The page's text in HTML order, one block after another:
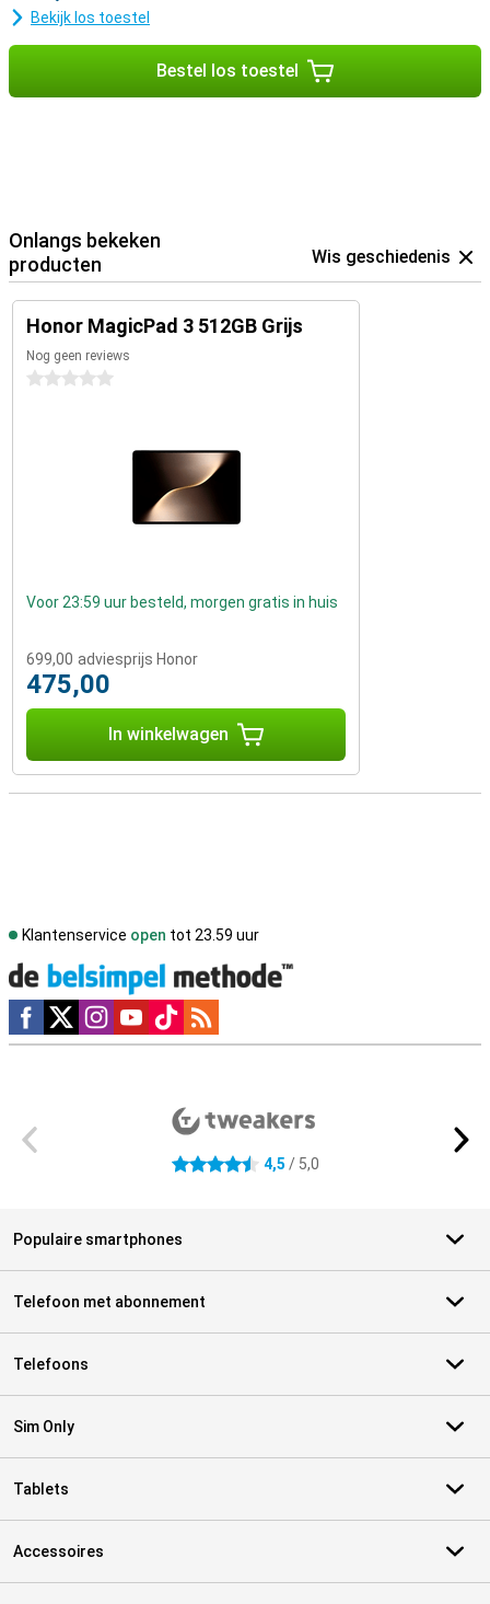
Bekijk los toestel
Bestel los toestel
Onlangs bekeken
producten
Wis geschiedenis
Honor MagicPad 3 512GB Grijs
Nog geen reviews
0 sterren
Voor 23:59 uur besteld, morgen gratis in huis
699,00 adviesprijs Honor
475,00
In winkelwagen
Klantenservice open tot 23.59 uur
Social media
4.5 sterren 4,5 / 5,0
Populaire smartphones
Telefoon met abonnement
Telefoons
Sim Only
Tablets
Accessoires